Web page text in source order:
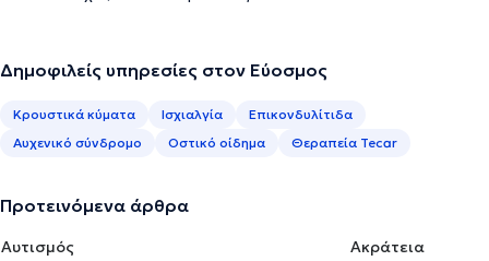
Δημοφιλείς υπηρεσίες στον Εύοσμος
Κρουστικά κύματα Ισχιαλγία
Επικονδυλίτιδα
Αυχενικό σύνδρομο
Oστικό οίδημα Θεραπεία Tecar
Προτεινόμενα άρθρα
Αυτισμός
Ακράτεια